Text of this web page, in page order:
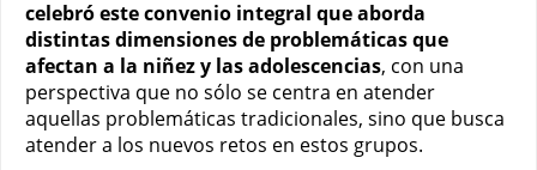
celebró este convenio integral que aborda
distintas dimensiones de problemáticas que
afectan a la niñez y las adolescencias, con una
perspectiva que no sólo se centra en atender
aquellas problemáticas tradicionales, sino que busca
atender a los nuevos retos en estos grupos.